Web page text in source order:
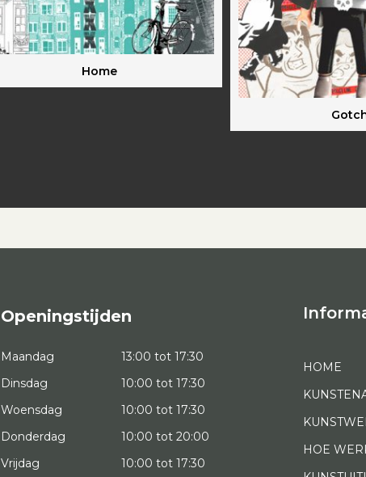
Home
Openingstijden
Maandag
13:00 tot 17:30
Dinsdag
10:00 tot 17:30
Woensdag
10:00 tot 17:30
Donderdag
10:00 tot 20:00
Vrijdag
10:00 tot 17:30
HOME
HOE